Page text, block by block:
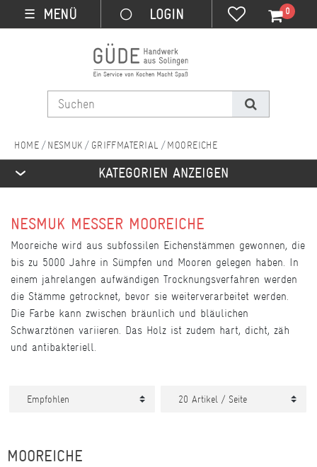
☰ MENÜ 0
NESMUK GRIFFMATERIAL MOOREICHE
KATEGORIEN ANZEIGEN
NESMUK MESSER MOOREICHE
Mooreiche wird aus subfossilen Eichenstämmen gewonnen, die
bis zu 5000 Jahre in Sümpfen und Mooren gelegen haben. In
einem jahrelangen aufwändigen Trocknungsverfahren werden
die Stämme getrocknet, bevor sie weiterverarbeitet werden.
Die Farbe kann zwischen bräunlich und bläulichen
Schwarztönen variieren. Das Holz ist zudem hart, dicht, zäh
und antibakteriell.
MOOREICHE